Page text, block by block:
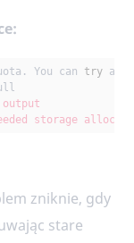
You can try
storage
zniknie, gdy
stare